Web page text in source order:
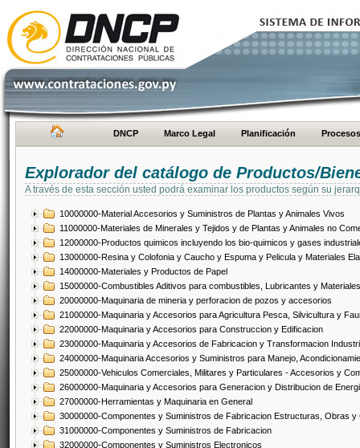
DNCP Marco Legal Planificación Procesos
Explorador del catálogo de Productos/
A través de esta sección usted podrá examinar los productos según su
10000000-Material Accesorios y Suministros de Plantas y Animales Vivos
11000000-Materiales de Minerales y Tejidos y de Plantas y Animales no
12000000-Productos quimicos incluyendo los bio-quimicos y gases
13000000-Resina y Colofonia y Caucho y Espuma y Pelicula y Materiales
14000000-Materiales y Productos de Papel
15000000-Combustibles Aditivos para combustibles, Lubricantes y
20000000-Maquinaria de mineria y perforacion de pozos y accesorios
21000000-Maquinaria y Accesorios para Agricultura Pesca, Silvicultura y
22000000-Maquinaria y Accesorios para Construccion y Edificacion
23000000-Maquinaria y Accesorios de Fabricacion y Transformacion
24000000-Maquinaria Accesorios y Suministros para Manejo,
25000000-Vehiculos Comerciales, Militares y Particulares - Accesorios y
26000000-Maquinaria y Accesorios para Generacion y Distribucion de
27000000-Herramientas y Maquinaria en General
30000000-Componentes y Suministros de Fabricacion Estructuras, Obras
31000000-Componentes y Suministros de Fabricacion
32000000-Componentes y Suministros Electronicos